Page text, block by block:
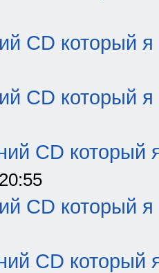
CD который я
CD который я
CD который
CD который я
CD который